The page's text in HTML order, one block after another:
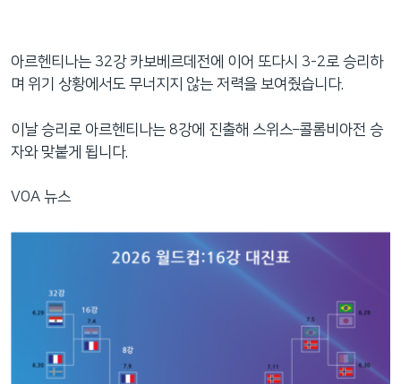
아르헨티나는 32강 카보베르데전에 이어 또다시 3-2로 승리하
며 위기 상황에서도 무너지지 않는 저력을 보여줬습니다.
이날 승리로 아르헨티나는 8강에 진출해 스위스–콜롬비아전 승
자와 맞붙게 됩니다.
VOA 뉴스